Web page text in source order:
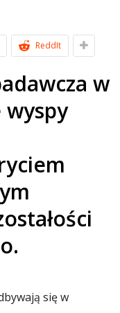
ReddIt
w
wyspy
się w